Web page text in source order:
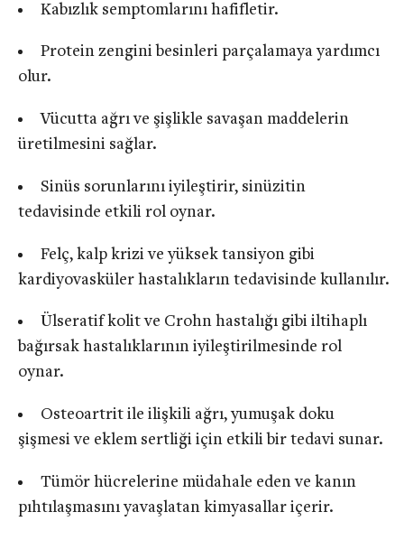
Kabızlık semptomlarını hafifletir.
Protein zengini besinleri parçalamaya yardımcı
olur.
Vücutta ağrı ve şişlikle savaşan maddelerin
üretilmesini sağlar.
Sinüs sorunlarını iyileştirir, sinüzitin
tedavisinde etkili rol oynar.
Felç, kalp krizi ve yüksek tansiyon gibi
kardiyovasküler hastalıkların tedavisinde kullanılır.
Ülseratif kolit ve Crohn hastalığı gibi iltihaplı
bağırsak hastalıklarının iyileştirilmesinde rol
oynar.
Osteoartrit ile ilişkili ağrı, yumuşak doku
şişmesi ve eklem sertliği için etkili bir tedavi sunar.
Tümör hücrelerine müdahale eden ve kanın
pıhtılaşmasını yavaşlatan kimyasallar içerir.